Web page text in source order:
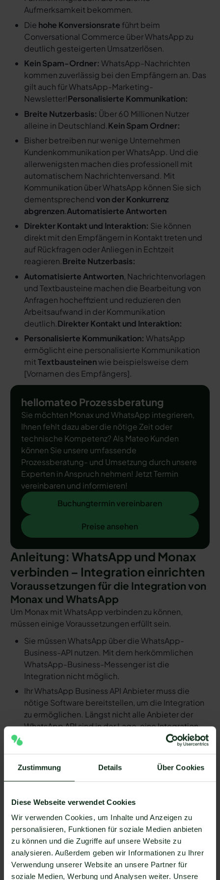
Zustimmung Details Über Cookies
Diese Webseite verwendet Cookies
Wir verwenden Cookies, um Inhalte und Anzeigen zu
personalisieren, Funktionen für soziale Medien anbieten
zu können und die Zugriffe auf unsere Website zu
analysieren. Außerdem geben wir Informationen zu Ihrer
Verwendung unserer Website an unsere Partner für
soziale Medien, Werbung und Analysen weiter. Unsere
Aufmerksamkeit bekommen.
Die hohe Konversionsrate führt beim
Conversational Commerce über WhatsApp zu
deutlich gesteigerten Umsatzerlösen.
Kein Spam-Ordner: WhatsApp-Nachrichten
kommen zuverlässig bei den Empfängern an. Das
gilt auch für WhatsApp-Marketing-
Newsletter!Personalisierte Kommunikation:
Breite Nutzerbasis: Über 60 Millionen Nutzer
alleine in Deutschland.Kein Spam Ordner:
Bisher betreiben nur wenige Unternehmen
Kundenkommunikation per WhatsApp. Und die
allerwenigsten machen dies professionell mit
automatischem Nachrichtenversand. Mit
Kommunikation über WhatsApp können Sie sich
dementsprechendvon der Konkurrenz
abgrenzen.Automatisierte Antworten
Direkter Kontakt und Interaktion: Sie können
direkt mit den Empfängern in Kontakt treten und
auf Rückfragen oder Anliegen in Echtzeit
reagieren.Breite Nutzerbasis:
Automatisierte Antworten, Nachrichtenvorlagen
und Textbausteine machen die Bearbeitung von
Anfragen hocheffizient und reduzieren den
Arbeitsaufwand in der Kommunikation
deutlich.Direkter Kontakt und Interaktion:
Personalisierte Kommunikation: WhatsApp
ermöglicht eine personalisierte Kommunikation
mitTextbausteinenwie beispielsweise dem
[Vornamen des Empfängers].
hellomateo Prozessberatung
Sie möchten Monax und WhatsApp integrieren,
Ihnen fehlt dazu aber die nötige Zeit oder
technische Kompetenz? Als Mateo Kunden
können Sie unsere umfassende
Prozessberatung- und Umsetzung durch unsere
Experten in Anspruch nehmen! Jetzt Termin
vereinbaren und informieren!
Buchungtermin vereinbaren
Buchungtermin vereinbaren
Preise ansehen
Preise ansehen
Anleitung: WhatsApp und Monax
verbinden – Integration einrichten
Voraussetzungen für die Integration von
Monax und WhatsApp
Um Monax mit WhatsApp verbinden zu können,
müssen einige Voraussetzungen erfüllt sein.
Sie müssen WhatsApp über die WhatsApp-
Business-API nutzen. Mit dem herkömmlichen
WhatsApp-Business-Messenger ist die
Integration nicht möglich.
Ihr WhatsApp Business API Anbieter muss die
nötige Software bereitstellen, um die Integration
zu ermöglichen. Längst nicht alle Anbieter der
WhatsApp API sind in der Lage, eine Integration
von Monax und WhatsApp zu ermöglichen. Mit
Mateo stehen Ihnen dank der Zapier Integration
über 6.000 Apps zur Verfügung, die Sie mit
WhatsApp verbinden können. Darunter ist
natürlich auch Monax !
Da der Einrichtungsprozess der Integration je nach
dem Anbieter der WhatsApp API Schnittstelle
differenziert, gibt es keine allgemein gültige
Anleitung. Wir zeigen Ihnen im Folgenden, wie die
Einrichtung der Integration von Monax und WhatsApp
mit Mateo funktioniert.
So funktioniert die Integration von